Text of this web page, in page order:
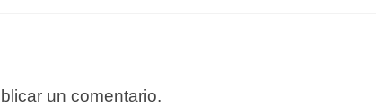
un comentario.